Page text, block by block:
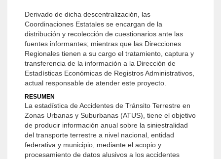
Derivado de dicha descentralización, las
Coordinaciones Estatales se encargan de la
distribución y recolección de cuestionarios ante las
fuentes informantes; mientras que las Direcciones
Regionales tienen a su cargo el tratamiento, captura y
transferencia de la información a la Dirección de
Estadísticas Económicas de Registros Administrativos,
actual responsable de atender este proyecto.
RESUMEN
La estadística de Accidentes de Tránsito Terrestre en
Zonas Urbanas y Suburbanas (ATUS), tiene el objetivo
de producir información anual sobre la siniestralidad
del transporte terrestre a nivel nacional, entidad
federativa y municipio, mediante el acopio y
procesamiento de datos alusivos a los accidentes